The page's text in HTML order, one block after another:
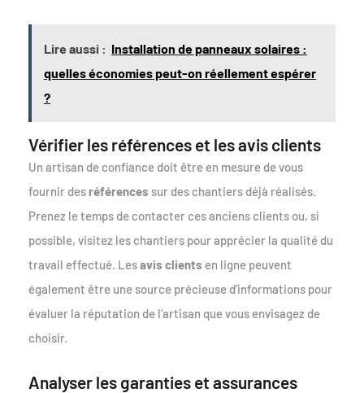
Lire aussi : Installation de panneaux solaires :
quelles économies peut-on réellement espérer
?
Vérifier les références et les avis clients
Un artisan de confiance doit être en mesure de vous
fournir desréférences sur des chantiers déjà réalisés.
Prenez le temps de contacter ces anciens clients ou, si
possible, visitez les chantiers pour apprécier la qualité du
travail effectué. Lesavis clients en ligne peuvent
également être une source précieuse d’informations pour
évaluer la réputation de l’artisan que vous envisagez de
choisir.
Analyser les garanties et assurances